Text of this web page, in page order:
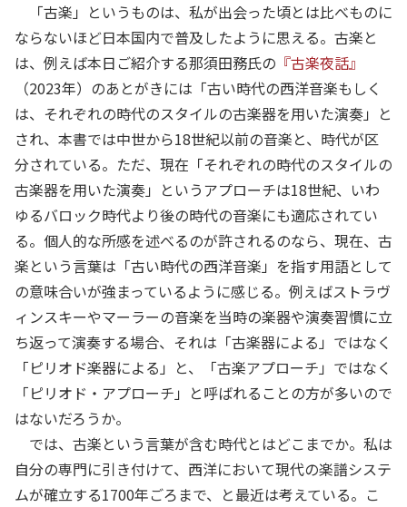
「古楽」というものは、私が出会った頃とは比べものに
ならないほど日本国内で普及したように思える。古楽と
は、例えば本日ご紹介する那須田務氏の 『古楽夜話』
（2023年）のあとがきには「古い時代の西洋音楽もしく
は、それぞれの時代のスタイルの古楽器を用いた演奏」と
され、本書では中世から18世紀以前の音楽と、時代が区
分されている。ただ、現在「それぞれの時代のスタイルの
古楽器を用いた演奏」というアプローチは18世紀、いわ
ゆるバロック時代より後の時代の音楽にも適応されてい
る。個人的な所感を述べるのが許されるのなら、現在、古
楽という言葉は「古い時代の西洋音楽」を指す用語として
の意味合いが強まっているように感じる。例えばストラヴ
ィンスキーやマーラーの音楽を当時の楽器や演奏習慣に立
ち返って演奏する場合、それは「古楽器による」ではなく
「ピリオド楽器による」と、「古楽アプローチ」ではなく
「ピリオド・アプローチ」と呼ばれることの方が多いので
はないだろうか。
では、古楽という言葉が含む時代とはどこまでか。私は
自分の専門に引き付けて、西洋において現代の楽譜システ
ムが確立する1700年ごろまで、と最近は考えている。こ